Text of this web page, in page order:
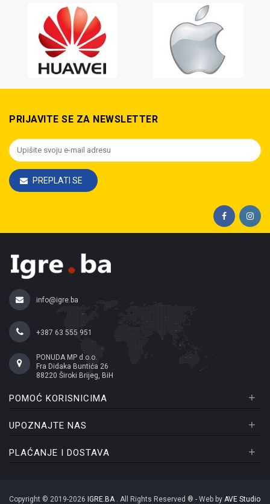
PRIJAVITE SE ZA NEWSLETTER
PREPLATI SE
info@igre.ba
+387 63 555 951
PONUDA MP d.o.o.
Fra Didaka Buntića 26
88220 Široki Brijeg, BiH
POMOĆ KORISNICIMA +
UPOZNAJTE NAS +
PLAĆANJE I DOSTAVA +
Copyright © 2019-2026 IGRE.BA . All Rights Reserved ® - Web by AVE Studio